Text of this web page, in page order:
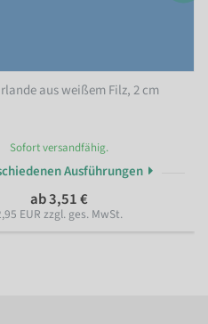
aus weißem Filz, 2 cm
Sofort versandfähig.
Ausführungen
ab 3,51 €
EUR zzgl. ges. MwSt.